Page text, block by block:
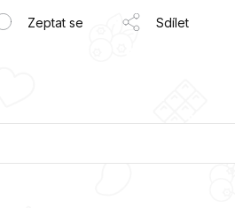
Zeptat se Sdílet